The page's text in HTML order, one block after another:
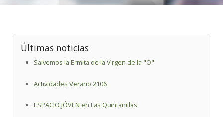
Últimas noticias
Salvemos la Ermita de la Virgen de la "O"
Actividades Verano 2106
ESPACIO JÓVEN en Las Quintanillas